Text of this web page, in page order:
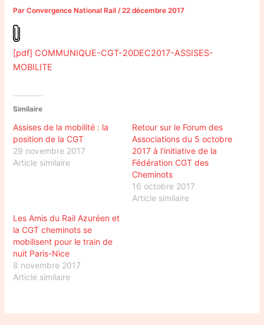
ParConvergence National Rail/22 décembre 2017
[pdf] COMMUNIQUE-CGT-20DEC2017-ASSISES-
MOBILITE
Similaire
Assises de la mobilité : la
position de la CGT
29 novembre 2017
Article similaire
Retour sur le Forum des
Associations du 5 octobre
2017 à l’initiative de la
Fédération CGT des
Cheminots
16 octobre 2017
Article similaire
Les Amis du Rail Azuréen et
la CGT cheminots se
mobilisent pour le train de
nuit Paris-Nice
8 novembre 2017
Article similaire